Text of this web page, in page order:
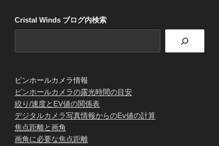
Cristal Winds ブログ内検索
ピンホールカメラ情報
ピンホールカメラの露光時間の目安
絞り/速度とEV値の関係表
デジタルカメラ写真情報からのEv値の計算
焦点距離と画角
画角に必要な焦点距離